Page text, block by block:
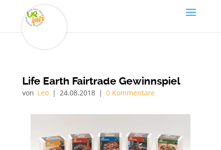
Life Earth Fairtrade Gewinnspiel
von Leo | 24.08.2018 | 0 Kommentare